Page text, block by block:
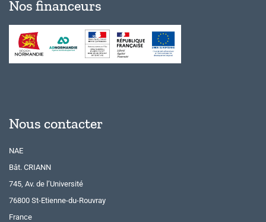
Nos financeurs
Nous contacter
NAE
Bât. CRIANN
745, Av. de l’Université
76800 St-Etienne-du-Rouvray
France